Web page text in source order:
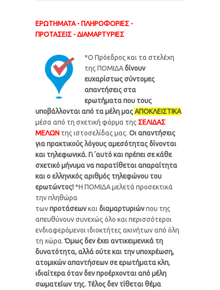
ΕΡΩΤΗΜΑΤΑ - ΠΛΗΡΟΦΟΡΙΕΣ -
ΠΡΟΤΑΣΕΙΣ - ΔΙΑΜΑΡΤΥΡΙEΣ
*Ο Πρόεδρος και τα στελέχη
της ΠΟΜΙΔΑδίνουν
ευχαρίστως σύντομες
απαντήσεις στα
ερωτήματαπου τους
υποβάλλονται από τα μέλη μαςΑΠΟΚΛΕΙΣΤΙΚΑ
μέσα από τη σχετική φόρμα της ΣΕΛΙΔΑΣ
ΜΕΛΩΝ της ιστοσελίδας μας.Οι απαντήσεις
για πρακτικούς λόγους αμεσότητας δίνονται
και τηλεφωνικά. Γι΄αυτό και πρέπει σε κάθε
σχετικό μήνυμα να παρατίθεται απαραίτητα
και ο ελληνικός αριθμός τηλεφώνου του
ερωτώντος!*Η ΠΟΜΙΔΑ μελετά προσεκτικά
την πληθώρα
τωνπροτάσεωνκαιδιαμαρτυριώνπου της
απευθύνουν συνεχώς όλο και περισσότεροι
ενδιαφερόμενοι ιδιοκτήτες ακινήτων από όλη
τη χώρα.Όμως δεν έχει αντικειμενικά τη
δυνατότητα, αλλά ούτε και την υποχρέωση,
ατομικών απαντήσεων σε ερωτήματα κλπ,
ιδιαίτερα όταν δεν προέρχονται από μέλη
σωματείων της. Τέλος δεν τίθεται θέμα